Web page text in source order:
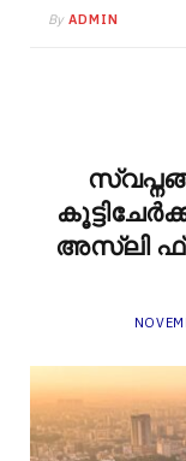
By ADMIN
അസ്ലി